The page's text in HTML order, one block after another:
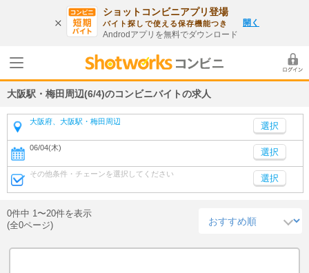
ショットコンビニアプリ登場
バイト探しで使える保存機能つき
Androdアプリを無料でダウンロード
開く
大阪駅・梅田周辺(6/4)のコンビニバイトの求人
大阪府、大阪駅・梅田周辺
06/04(木) 選択
その他条件・チェーンを選択してください 選択
0件中 1〜20件を表示
(全0ページ)